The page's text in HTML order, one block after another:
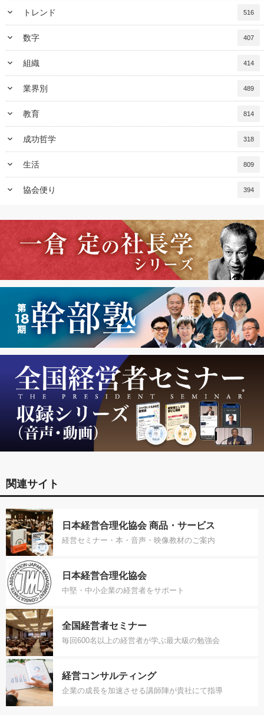
keyboard_arrow_down トレンド 516
keyboard_arrow_down 数字 407
keyboard_arrow_down 組織 414
keyboard_arrow_down 業界別 489
keyboard_arrow_down 教育 814
keyboard_arrow_down 成功哲学 318
keyboard_arrow_down 生活 809
keyboard_arrow_down 協会便り 394
関連サイト
日本経営合理化協会 商品・サービス
経営セミナー・本・音声・映像教材のご案内
日本経営合理化協会
中堅・中小企業の経営者をサポート
全国経営者セミナー
毎回600名以上の経営者が学ぶ最大級の勉強会
経営コンサルティング
企業の成長を加速させる講師陣が貴社にて指導